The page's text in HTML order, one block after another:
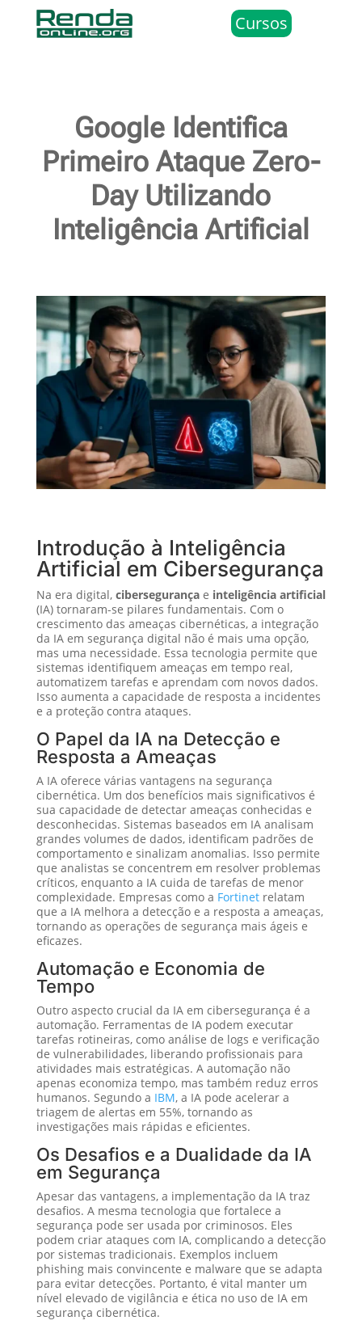
Cursos
Google Identifica
Primeiro Ataque Zero-
Day Utilizando
Inteligência Artificial
Introdução à Inteligência
Artificial em Cibersegurança
Na era digital, cibersegurançae inteligência artificial
(IA) tornaram-se pilares fundamentais. Com o
crescimento das ameaças cibernéticas, a integração
da IA em segurança digital não é mais uma opção,
mas uma necessidade. Essa tecnologia permite que
sistemas identifiquem ameaças em tempo real,
automatizem tarefas e aprendam com novos dados.
Isso aumenta a capacidade de resposta a incidentes
e a proteção contra ataques.
O Papel da IA na Detecção e
Resposta a Ameaças
A IA oferece várias vantagens na segurança
cibernética. Um dos benefícios mais significativos é
sua capacidade de detectar ameaças conhecidas e
desconhecidas. Sistemas baseados em IA analisam
grandes volumes de dados, identificam padrões de
comportamento e sinalizam anomalias. Isso permite
que analistas se concentrem em resolver problemas
críticos, enquanto a IA cuida de tarefas de menor
complexidade. Empresas como a Fortinetrelatam
que a IA melhora a detecção e a resposta a ameaças,
tornando as operações de segurança mais ágeis e
eficazes.
Automação e Economia de
Tempo
Outro aspecto crucial da IA em cibersegurança é a
automação. Ferramentas de IA podem executar
tarefas rotineiras, como análise de logs e verificação
de vulnerabilidades, liberando profissionais para
atividades mais estratégicas. A automação não
apenas economiza tempo, mas também reduz erros
humanos. Segundo a IBM, a IA pode acelerar a
triagem de alertas em 55%, tornando as
investigações mais rápidas e eficientes.
Os Desafios e a Dualidade da IA
em Segurança
Apesar das vantagens, a implementação da IA traz
desafios. A mesma tecnologia que fortalece a
segurança pode ser usada por criminosos. Eles
podem criar ataques com IA, complicando a detecção
por sistemas tradicionais. Exemplos incluem
phishing mais convincente e malware que se adapta
para evitar detecções. Portanto, é vital manter um
nível elevado de vigilância e ética no uso de IA em
segurança cibernética.